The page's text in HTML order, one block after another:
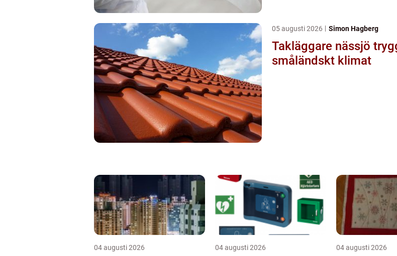
05 augusti 2026 Simon Hagberg
Takläggare nässjö trygga tak i
småländskt klimat
04 augusti 2026 04 augusti 2026 04 augusti 2026